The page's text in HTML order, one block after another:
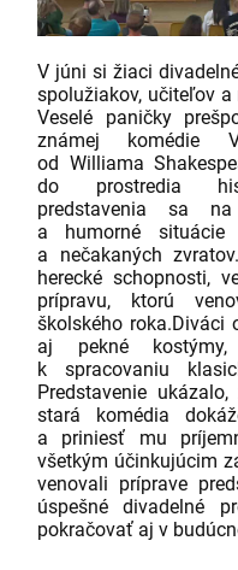
V júni si žiaci
spolužiakov, učiteľov
Veselé paničky
známej komédie
od Williama
do prostredia
predstavenia sa
a humorné situácie
a nečakaných
herecké schopnosti,
prípravu, ktorú
školského roka.Diváci
aj pekné
k spracovaniu
Predstavenie
stará komédia
a priniesť mu
všetkým účinkujúcim
venovali príprave
úspešné divadelné
pokračovať aj v